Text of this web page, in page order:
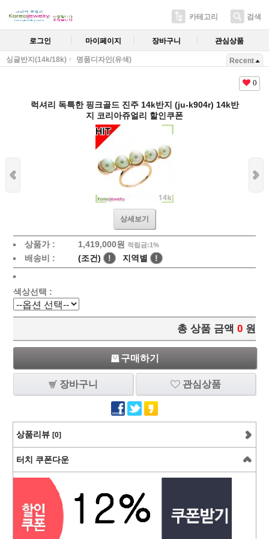
카테고리 검색
로그인 마이페이지 장바구니 관심상품
싱글반지(14k/18k) 명품디자인(유색) Recent
0
럭셔리 독특한 핑크골드 진주 14k반지 (ju-k904r) 14k반
지 코리아쥬얼리 할인쿠폰
상세보기
상품가 : 1,419,000원 적립금:1%
배송비 : (조건) ! 지역별 !
색상선택 :
총 상품 금액 0 원
구매하기
장바구니 관심상품
상품리뷰 [0]
터치 쿠폰다운